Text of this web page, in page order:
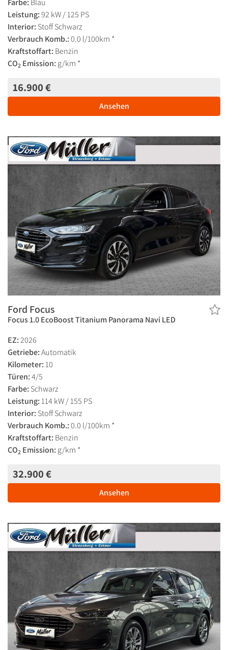
Leistung:92 kW / 125 PS
Interior: Stoff Schwarz
Verbrauch Komb.:0.0 l/100km *
Kraftstoffart: Benzin
CO2 Emission: g/km *
16.900 €
Ansehen
Ford Focus
Focus 1.0 EcoBoost Titanium Panorama Navi LED
EZ:2026
Getriebe:Automatik
Kilometer: 10
Türen:4/5
Farbe: Schwarz
Leistung: 114 kW / 155 PS
Interior: Stoff Schwarz
Verbrauch Komb.:0.0 l/100km *
Kraftstoffart: Benzin
CO2 Emission: g/km *
32.900 €
Ansehen